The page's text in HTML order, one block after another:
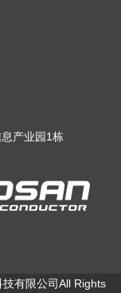
产业园1栋
有限公司All Rights